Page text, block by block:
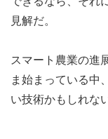
見解だ。
スマート農業の進
ま始まっている中
い技術かもしれない